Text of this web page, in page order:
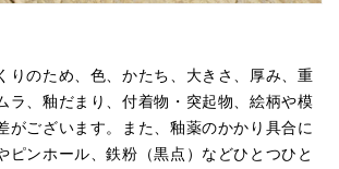
りのため、色、かたち、大きさ、厚み、重
ラ、釉だまり、付着物・突起物、絵柄や模
がございます。また、釉薬のかかり具合に
ピンホール、鉄粉（黒点）などひとつひと